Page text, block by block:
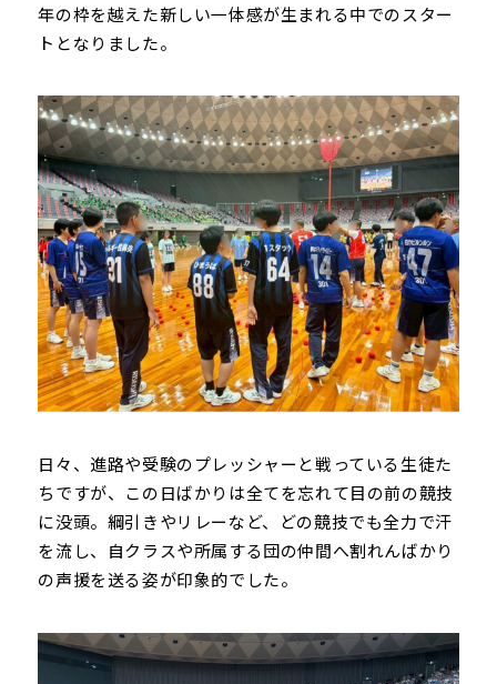
年の枠を越えた新しい一体感が生まれる中でのスター
トとなりました。
日々、進路や受験のプレッシャーと戦っている生徒た
ちですが、この日ばかりは全てを忘れて目の前の競技
に没頭。綱引きやリレーなど、どの競技でも全力で汗
を流し、自クラスや所属する団の仲間へ割れんばかり
の声援を送る姿が印象的でした。